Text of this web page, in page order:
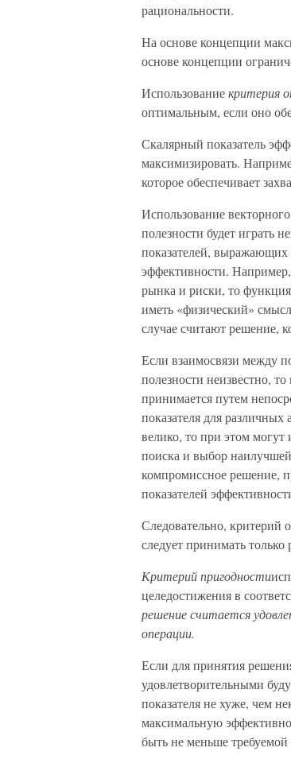
рациональности.
На основе концепции
основе концепции
Использованиекритерия
оптимальным, если оно
Скалярный показатель
максимизировать.
которое обеспечивает
Использование
полезности будет играть
показателей,
эффективности.
рынка и риски, то
иметь «физический»
случае считают решение,
Если взаимосвязи между
полезности неизвестно,
принимается путем
показателя для различных
велико, то при этом могут
поиска и выбор
компромиссное решение,
показателей
Следовательно, критерий
следует принимать
Критерий пригодности
целедостижения в
решение считается
операции.
Если для принятия
удовлетворительными
показателя не хуже, чем
максимальную
быть не меньше